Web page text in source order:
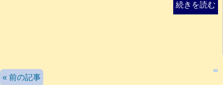
続きを読む
« 前の記事